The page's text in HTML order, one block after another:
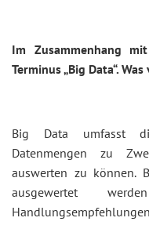
Im Zusammenhang
Terminus „Big Data“.
Big Data umfasst
Datenmengen zu
auswerten zu können.
ausgewertet